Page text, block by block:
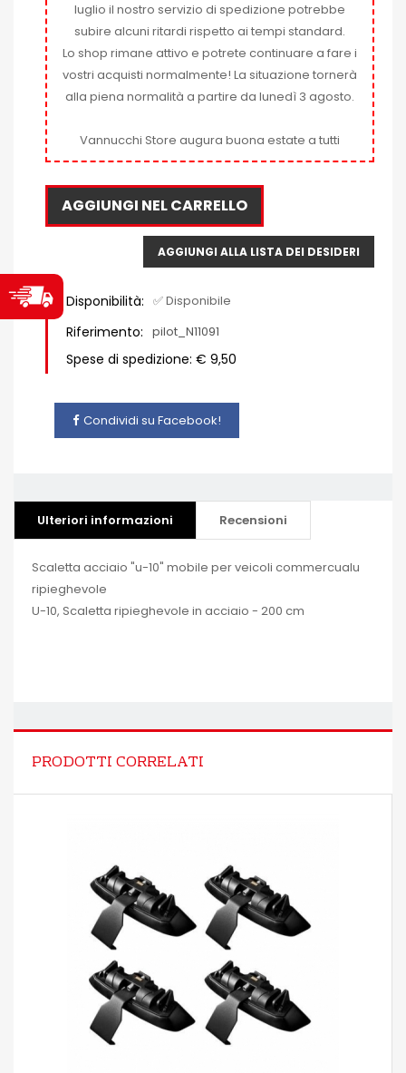
luglio il nostro servizio di spedizione potrebbe
subire alcuni ritardi rispetto ai tempi standard.
Lo shop rimane attivo e potrete continuare a fare i
vostri acquisti normalmente! La situazione tornerà
alla piena normalità a partire da lunedì 3 agosto.
Vannucchi Store augura buona estate a tutti
AGGIUNGI NEL CARRELLO
AGGIUNGI ALLA LISTA DEI DESIDERI
Disponibilità: ✅ Disponibile
Riferimento: pilot_N11091
Spese di spedizione: € 9,50
Condividi su Facebook!
Ulteriori informazioni Recensioni
Scaletta acciaio "u-10" mobile per veicoli commercualu
ripieghevole
U-10, Scaletta ripieghevole in acciaio - 200 cm
PRODOTTI CORRELATI